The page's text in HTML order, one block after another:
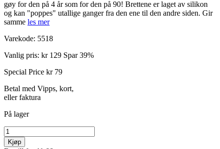
gøy for den på 4 år som for den på 90! Brettene er laget av silikon
og kan "poppes" utallige ganger fra den ene til den andre siden. Gir
samme les mer
Varekode: 5518
Vanlig pris: kr 129 Spar 39%
Special Price kr 79
Betal med Vipps, kort,
eller faktura
På lager
Kjøp